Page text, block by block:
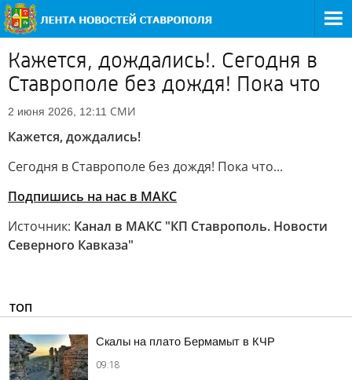
Кажется, дождались!. Сегодня в
Ставрополе без дождя! Пока что
2 июня 2026, 12:11 СМИ
Кажется, дождались!
Сегодня в Ставрополе без дождя! Пока что...
Подпишись на нас в МАКС
Источник: Канал в МАКС "КП Ставрополь. Новости
Северного Кавказа"
ТОП
Скалы на плато Бермамыт в КЧР
09:18